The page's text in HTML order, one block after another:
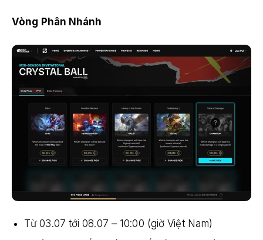
Vòng Phân Nhánh
Từ 03.07 tới 08.07 – 10:00 (giờ Việt Nam)